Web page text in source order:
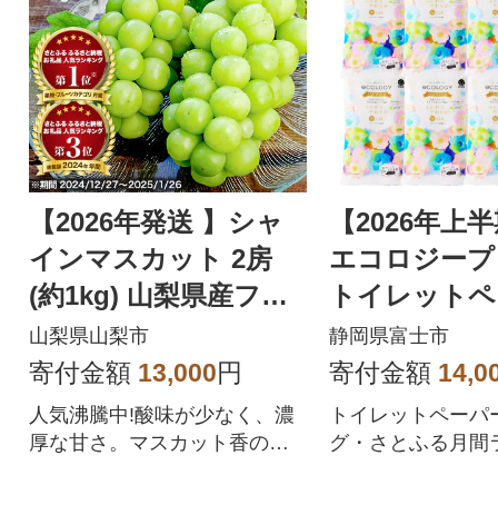
【2026年発送 】シャ
インマスカット 2房
(約1kg) 山梨県産フル
ーツ 人気のぶどう
山梨県山梨市
寄付金額 13,000円
人気沸騰中!酸味が少なく、濃
厚な甘さ。マスカット香の芳
【2026年上
エコロジー
トイレット
ダブル 96ロ
品 人気
静岡県富士市
寄付金額
トイレットペーパ
グ・さとふる月間